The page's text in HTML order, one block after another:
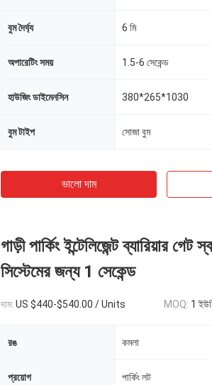
বুম দৈর্ঘ্য 6 মি
অপারেটিং সময় 1.5-6 সেকেন্ড
হাউজিং ডাইমেনসিন 380*265*1030
বুম টাইপ সোজা বুম
ভালো দাম
গাড়ী পার্কিং ইন্টেলিজেন্ট ব্যারিয়ার গেট
সিস্টেমের জন্য 1 সেকেন্ড
দাম: US $440-$540.00 / Units MOQ: 1
রঙ কমলা
প্রয়োগ পার্কিং লট